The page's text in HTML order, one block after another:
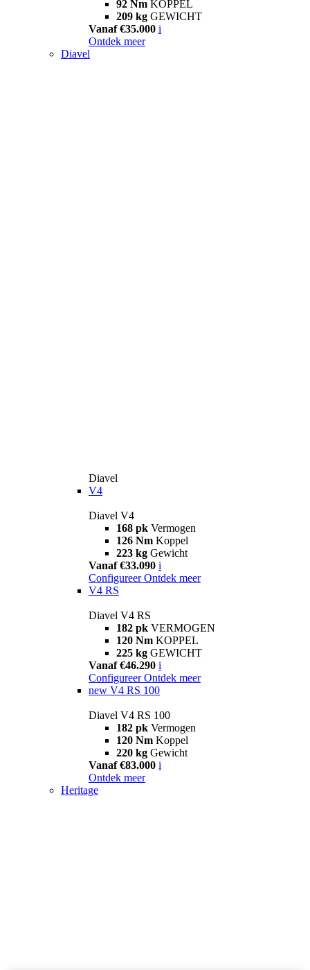
92 Nm KOPPEL
209 kg GEWICHT
Vanaf €35.000 i
Ontdek meer
Diavel
Diavel
V4
Diavel V4
168 pk Vermogen
126 Nm Koppel
223 kg Gewicht
Vanaf €33.090 i
Configureer Ontdek meer
V4 RS
Diavel V4 RS
182 pk VERMOGEN
120 Nm KOPPEL
225 kg GEWICHT
Vanaf €46.290 i
Configureer Ontdek meer
new V4 RS 100
Diavel V4 RS 100
182 pk Vermogen
120 Nm Koppel
220 kg Gewicht
Vanaf €83.000 i
Ontdek meer
Heritage